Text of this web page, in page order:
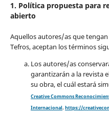
1. Política propuesta para
abierto
Aquellos autores/as que
Tefros, aceptan los términos
Los autores/as
garantizarán a la revista
su obra, el cuál estará
Creative Commons
Internacional. https://